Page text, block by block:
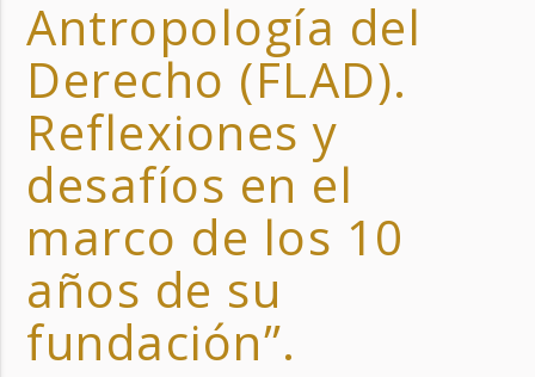
Antropología del
Derecho (FLAD).
Reflexiones y
desafíos en el
marco de los 10
años de su
fundación”.